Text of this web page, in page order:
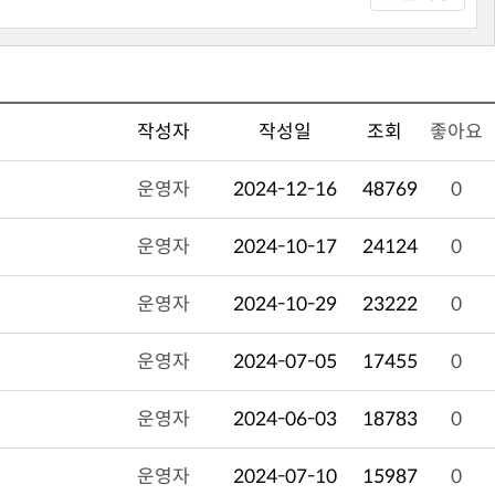
작성자 작성일 조회 좋아요
운영자 2024-12-16 48769 0
운영자 2024-10-17 24124 0
운영자 2024-10-29 23222 0
운영자 2024-07-05 17455 0
운영자 2024-06-03 18783 0
운영자 2024-07-10 15987 0